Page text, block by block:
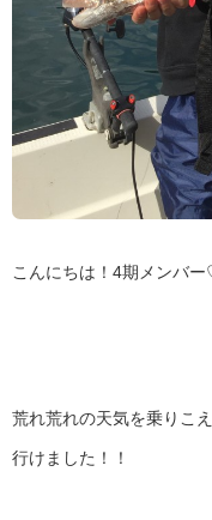
こんにちは！4期メンバ
荒れ荒れの天気を乗りこ
行けました！！